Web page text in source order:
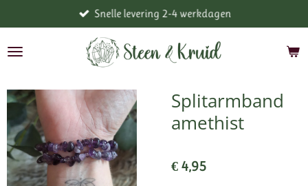
direct
naar
Snelle levering 2-4 werkdagen
Splitarmband
amethist
€ 4,95